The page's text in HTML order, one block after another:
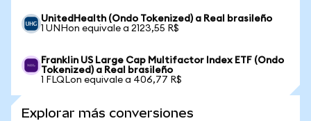
UnitedHealth (Ondo Tokenized) a Real brasileño
1 UNHon equivale a 2123,55 R$
Franklin US Large Cap Multifactor Index ETF (Ondo
Tokenized) a Real brasileño
1 FLQLon equivale a 406,77 R$
Explorar más conversiones